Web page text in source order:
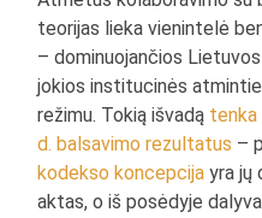
teorijas lieka vienintelė
– dominuojančios
jokios institucinės
režimu. Tokią išvadą
d. balsavimo rezultatus –
kodekso koncepcija yra jų
aktas, o iš posėdyje